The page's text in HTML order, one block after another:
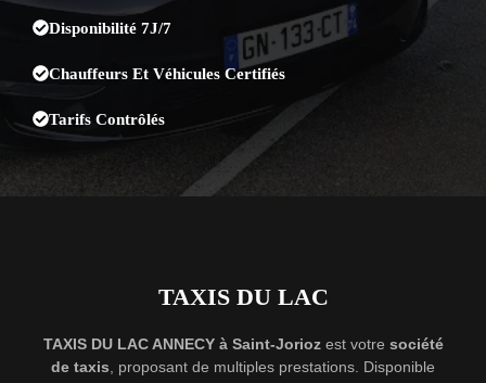
Disponibilité 7J/7
Chauffeurs Et Véhicules Certifiés
Tarifs Contrôlés
TAXIS DU LAC
TAXIS DU LAC ANNECY à Saint-Joriozest votre société
de taxis , proposant de multiples prestations. Disponible